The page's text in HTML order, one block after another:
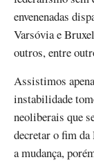
envenenadas
Varsóvia e
outros, entre
Assistimos
instabilidade
neoliberais que
decretar o fim
a mudança,